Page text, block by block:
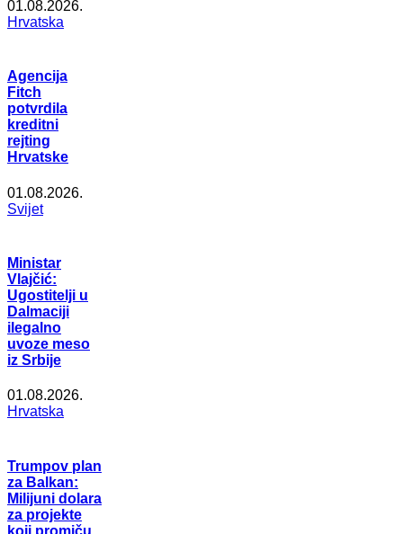
01.08.2026.
Hrvatska
Agencija
Fitch
potvrdila
kreditni
rejting
Hrvatske
01.08.2026.
Svijet
Ministar
Vlajčić:
Ugostitelji u
Dalmaciji
ilegalno
uvoze meso
iz Srbije
01.08.2026.
Hrvatska
Trumpov plan
za Balkan:
Milijuni dolara
za projekte
koji promiču